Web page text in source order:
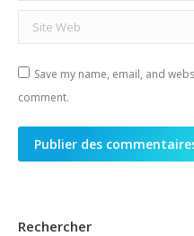
Site Web
Save my name, email, and
comment.
Publier des
Rechercher